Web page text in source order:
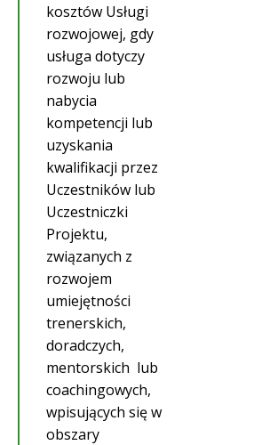
kosztów Usługi
rozwojowej, gdy
usługa dotyczy
rozwoju lub
nabycia
kompetencji lub
uzyskania
kwalifikacji przez
Uczestników lub
Uczestniczki
Projektu,
związanych z
rozwojem
umiejętności
trenerskich,
doradczych,
mentorskich lub
coachingowych,
wpisujących się w
obszary